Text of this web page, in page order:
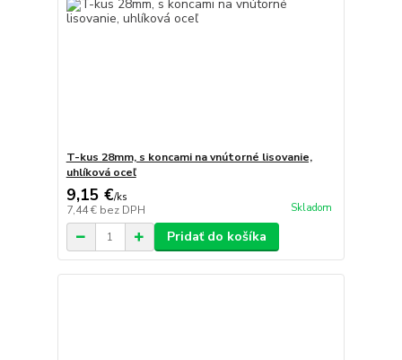
T-kus 28mm, s koncami na vnútorné lisovanie,
uhlíková oceľ
9,15 €/ks
7,44 € bez DPH Skladom
Pridať do košíka